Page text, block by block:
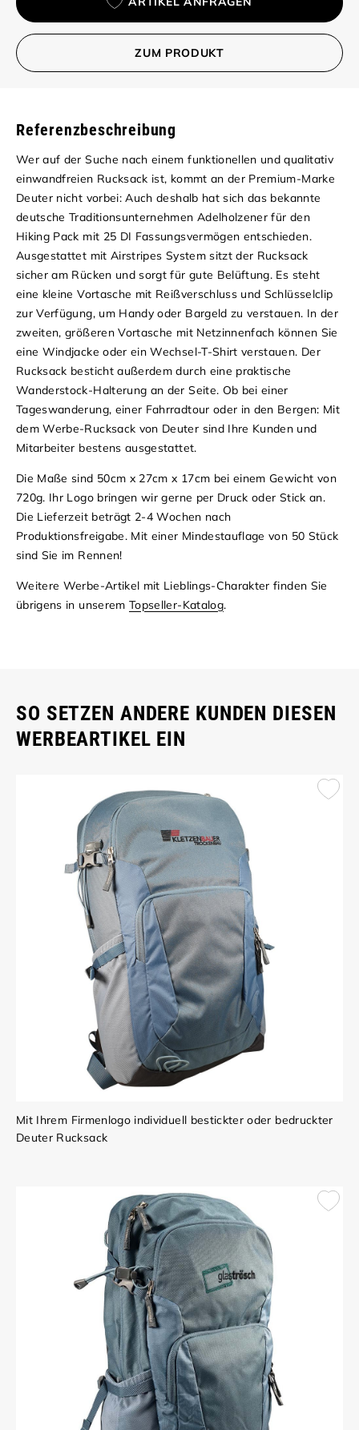
ZUM PRODUKT
Referenzbeschreibung
Wer auf der Suche nach einem funktionellen und qualitativ
einwandfreien Rucksack ist, kommt an der Premium-Marke
Deuter nicht vorbei: Auch deshalb hat sich das bekannte
deutsche Traditionsunternehmen Adelholzener für den
Hiking Pack mit 25 DI Fassungsvermögen entschieden.
Ausgestattet mit Airstripes System sitzt der Rucksack
sicher am Rücken und sorgt für gute Belüftung. Es steht
eine kleine Vortasche mit Reißverschluss und Schlüsselclip
zur Verfügung, um Handy oder Bargeld zu verstauen. In der
zweiten, größeren Vortasche mit Netzinnenfach können Sie
eine Windjacke oder ein Wechsel-T-Shirt verstauen. Der
Rucksack besticht außerdem durch eine praktische
Wanderstock-Halterung an der Seite. Ob bei einer
Tageswanderung, einer Fahrradtour oder in den Bergen: Mit
dem Werbe-Rucksack von Deuter sind Ihre Kunden und
Mitarbeiter bestens ausgestattet.
Die Maße sind 50cm x 27cm x 17cm bei einem Gewicht von
720g. Ihr Logo bringen wir gerne per Druck oder Stick an.
Die Lieferzeit beträgt 2-4 Wochen nach
Produktionsfreigabe. Mit einer Mindestauflage von 50 Stück
sind Sie im Rennen!
Weitere Werbe-Artikel mit Lieblings-Charakter finden Sie
übrigens in unserem Topseller-Katalog.
SO SETZEN ANDERE KUNDEN DIESEN
WERBEARTIKEL EIN
Mit Ihrem Firmenlogo individuell bestickter oder bedruckter
Deuter Rucksack